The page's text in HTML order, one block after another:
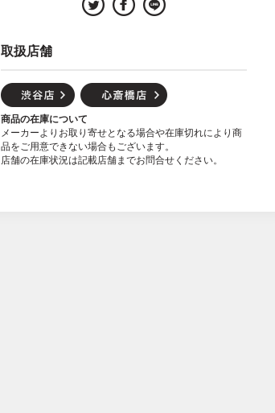
取扱店舗
商品の在庫について
メーカーよりお取り寄せとなる場合や在庫切れにより商
品をご用意できない場合もございます。
店舗の在庫状況は記載店舗までお問合せください。